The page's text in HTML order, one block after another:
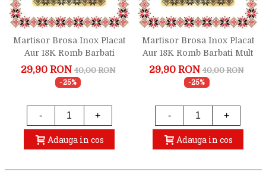
Martisor Brosa Inox Placat
Aur 18K Romb Barbati
Urare Sot
29,90 RON 40,00 RON
-25%
- +
Adauga in cos
Martisor Brosa Inox Placat
Aur 18K Romb Barbati Mult
Noroc Tata
29,90 RON 40,00 RON
-25%
- +
Adauga in cos